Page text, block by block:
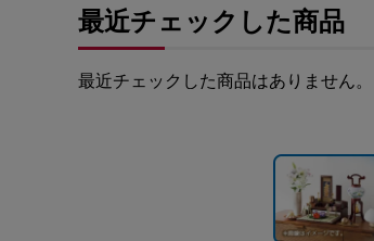
最近チェックした商品
最近チェックした商品はありません。